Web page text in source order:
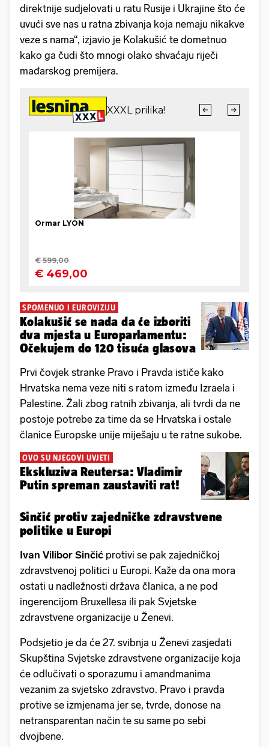
direktnije sudjelovati u ratu Rusije i Ukrajine što će
uvući sve nas u ratna zbivanja koja nemaju nikakve
veze s nama“, izjavio je Kolakušić te dometnuo
kako ga čudi što mnogi olako shvaćaju riječi
mađarskog premijera.
SPOMENUO I EUROVIZIJU
Kolakušić se nada da će izboriti
dva mjesta u Europarlamentu:
Očekujem do 120 tisuća glasova
Prvi čovjek stranke Pravo i Pravda ističe kako
Hrvatska nema veze niti s ratom između Izraela i
Palestine. Žali zbog ratnih zbivanja, ali tvrdi da ne
postoje potrebe za time da se Hrvatska i ostale
članice Europske unije miješaju u te ratne sukobe.
OVO SU NJEGOVI UVJETI
Ekskluziva Reutersa: Vladimir
Putin spreman zaustaviti rat!
Sinčić protiv zajedničke zdravstvene
politike u Europi
Ivan Vilibor Sinčić protivi se pak zajedničkoj
zdravstvenoj politici u Europi. Kaže da ona mora
ostati u nadležnosti država članica, a ne pod
ingerencijom Bruxellesa ili pak Svjetske
zdravstvene organizacije u Ženevi.
Podsjetio je da će 27. svibnja u Ženevi zasjedati
Skupština Svjetske zdravstvene organizacije koja
će odlučivati o sporazumu i amandmanima
vezanim za svjetsko zdravstvo. Pravo i pravda
protive se izmjenama jer se, tvrde, donose na
netransparentan način te su same po sebi
dvojbene.